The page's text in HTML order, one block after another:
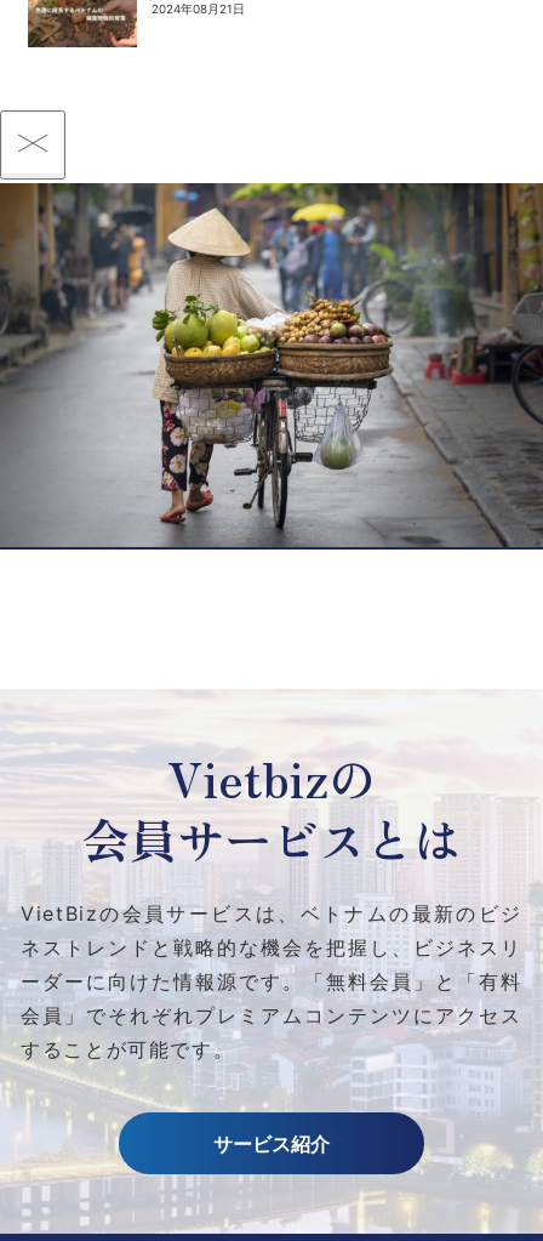
2024年08月21日
Vietbizの
会員サービスとは
VietBizの会員サービスは、ベトナムの最新のビジ
ネストレンドと戦略的な機会を把握し、ビジネスリ
ーダーに向けた情報源です。
「無料会員」と「有料
会員」でそれぞれプレミアムコンテンツにアクセス
することが可能です。
サービス紹介